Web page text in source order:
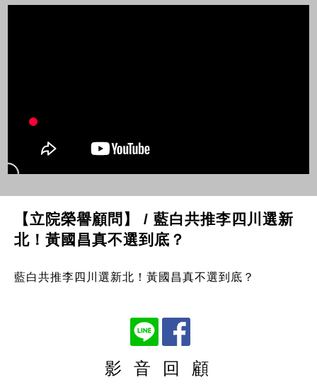
【立院榮譽顧問】 / 藍白共推李四川選新
北！黃國昌真不選到底？
藍白共推李四川選新北！黃國昌真不選到底？
影 音 回 顧